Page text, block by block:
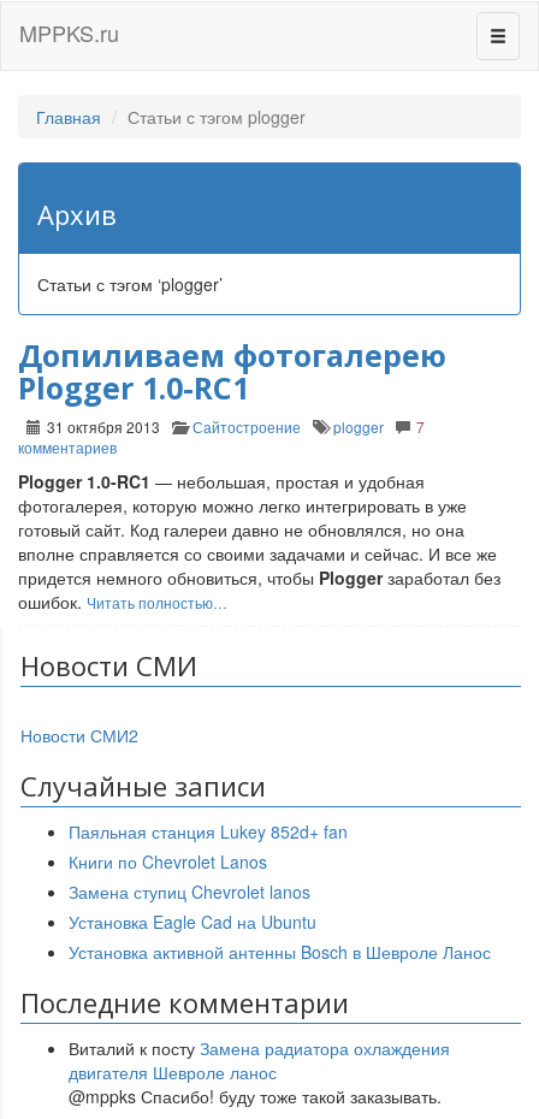
MPPKS.ru
Главная Статьи с тэгом plogger
Архив
Статьи с тэгом ‘plogger’
Допиливаем фотогалерею
Plogger 1.0-RC1
31 октября 2013 Сайтостроение plogger
7
комментариев
Plogger 1.0-RC1 — небольшая, простая и удобная
фотогалерея, которую можно легко интегрировать в уже
готовый сайт. Код галереи давно не обновлялся, но она
вполне справляется со своими задачами и сейчас. И все же
придется немного обновиться, чтобы Ploggerзаработал без
ошибок. Читать полностью…
Новости СМИ
Новости СМИ2
Случайные записи
Паяльная станция Lukey 852d+ fan
Книги по Chevrolet Lanos
Замена ступиц Chevrolet lanos
Установка Eagle Cad на Ubuntu
Установка активной антенны Bosch в Шевроле Ланос
Последние комментарии
Виталий к посту Замена радиатора охлаждения
двигателя Шевроле ланос
@mppks Спасибо! буду тоже такой заказывать.